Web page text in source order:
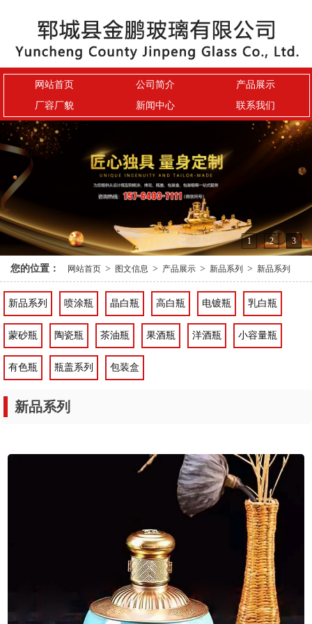
网站首页 公司简介
产品展示
厂容厂貌
新闻中心 联系我们
3
您的位置： 网站首页 > 图文信息 > 产品展示 新品系列 > 新品系列
新品系列 喷涂瓶 晶白瓶 高白瓶 电镀瓶 乳白瓶
蒙砂瓶 陶瓷瓶 茶油瓶 果酒瓶 洋酒瓶 小容量瓶
有色瓶 瓶盖系列 包装盒
新品系列